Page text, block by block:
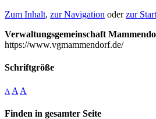
Zum Inhalt, zur Navigation oderzur
Verwaltungsgemeinschaft
https://www.vgmammendorf.de/
Schriftgröße
A A A
Finden in gesamter Seite